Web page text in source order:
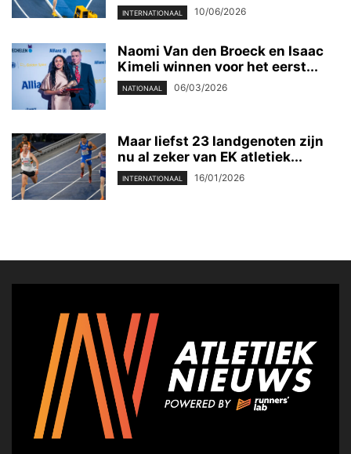
INTERNATIONAAL 10/06/2026
Naomi Van den Broeck en Isaac
Kimeli winnen voor het eerst...
NATIONAAL 06/03/2026
Maar liefst 23 landgenoten zijn
nu al zeker van EK atletiek...
INTERNATIONAAL 16/01/2026